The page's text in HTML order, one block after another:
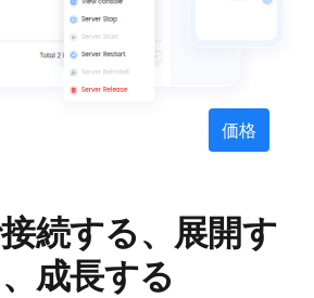
価格
続する、展開す
成長する